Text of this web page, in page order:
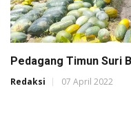
Pedagang Timun Suri
Redaksi 07 April 2022